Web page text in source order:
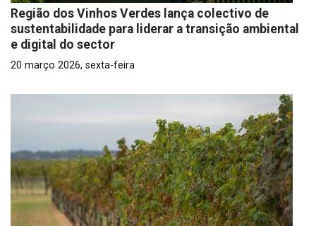
Região dos Vinhos Verdes lança colectivo de
sustentabilidade para liderar a transição ambiental
e digital do sector
20 março 2026, sexta-feira